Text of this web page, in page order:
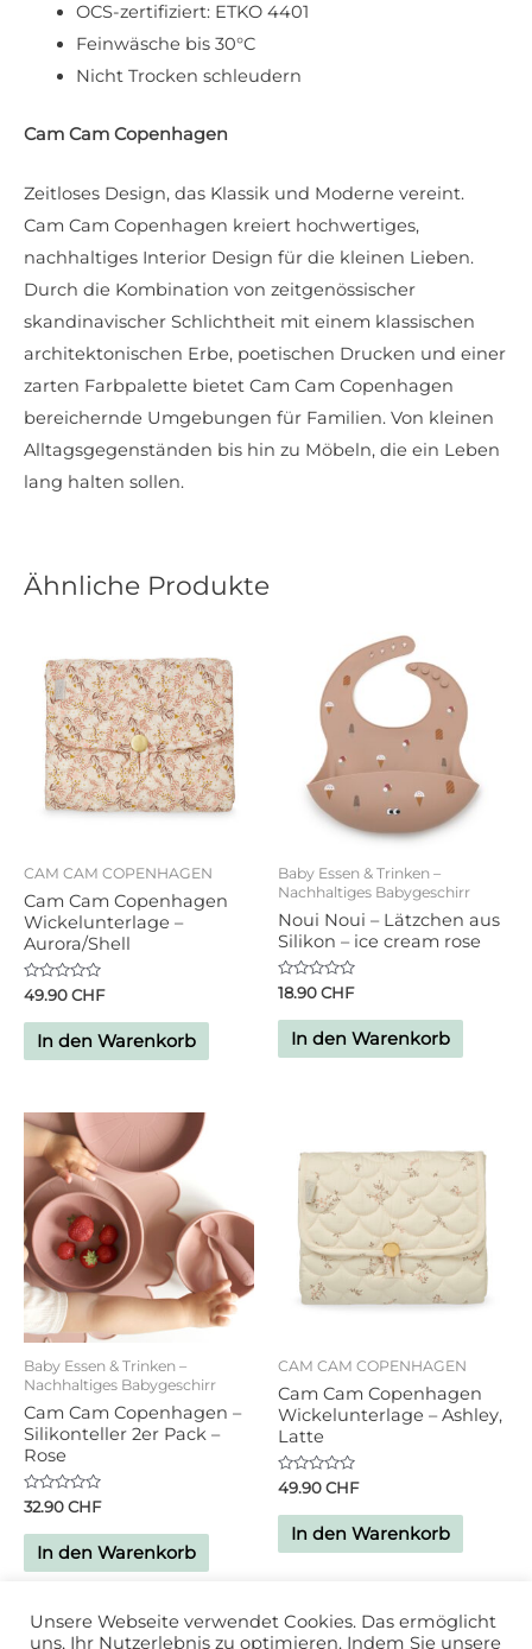
OCS-zertifiziert: ETKO 4401
Feinwäsche bis 30°C
Nicht Trocken schleudern
Cam Cam Copenhagen
Zeitloses Design, das Klassik und Moderne vereint.
Cam Cam Copenhagen kreiert hochwertiges,
nachhaltiges Interior Design für die kleinen Lieben.
Durch die Kombination von zeitgenössischer
skandinavischer Schlichtheit mit einem klassischen
architektonischen Erbe, poetischen Drucken und einer
zarten Farbpalette bietet Cam Cam Copenhagen
bereichernde Umgebungen für Familien. Von kleinen
Alltagsgegenständen bis hin zu Möbeln, die ein Leben
lang halten sollen.
Ähnliche Produkte
CAM CAM COPENHAGEN
Cam Cam Copenhagen
Wickelunterlage –
Aurora/Shell
Bewertet
mit
0
von
49.90CHF
In den Warenkorb
Baby Essen & Trinken –
Nachhaltiges Babygeschirr
Noui Noui – Lätzchen aus
Silikon – ice cream rose
Bewertet
mit
0
von
18.90CHF
In den Warenkorb
Baby Essen & Trinken –
Nachhaltiges Babygeschirr
Cam Cam Copenhagen –
Silikonteller 2er Pack –
Rose
Bewertet
0
von
32.90CHF
In den Warenkorb
CAM CAM COPENHAGEN
Cam Cam Copenhagen
Wickelunterlage – Ashley,
Latte
Bewertet
0
von
49.90CHF
In den Warenkorb
Unsere Webseite verwendet Cookies. Das ermöglicht
uns, Ihr Nutzerlebnis zu optimieren. Indem Sie unsere